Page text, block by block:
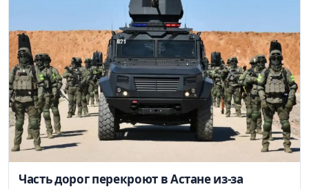
Часть дорог перекроют в Астане из-за